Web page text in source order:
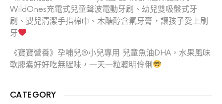
WildOnes充電式兒童聲波電動牙刷、幼兒雙吸盤式牙
刷、嬰兒清潔手指棉巾、木醣醇含氟牙膏，讓孩子愛上刷
牙
《寶寶營養》孕哺兒®小兒專用 兒童魚油DHA，水果風味
軟膠囊好好吃無腥味，一天一粒聰明伶俐
CATEGORY